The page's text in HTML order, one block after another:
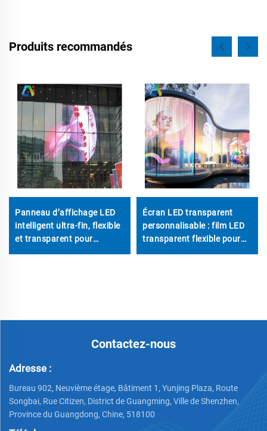
Produits recommandés
Panneau d’affichage LED
intelligent ultra-fin, flexible
et transparent pour
Écran LED transparent
personnalisable : film LED
transparent flexible pour
Contactez-nous
Adresse :
Bureau 902, Neuvième étage, Bâtiment 1, Yunjing Plaza, Route
Songbai, Rue Citizen, District de Guangming, Ville de Shenzhen,
Province du Guangdong, Chine, 518100